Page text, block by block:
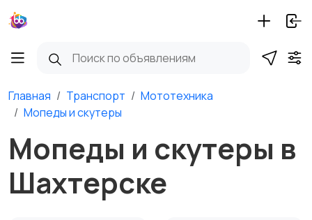
Главная Транспорт
Мототехника
Мопеды и скутеры
Мопеды и скутеры в
Шахтерске